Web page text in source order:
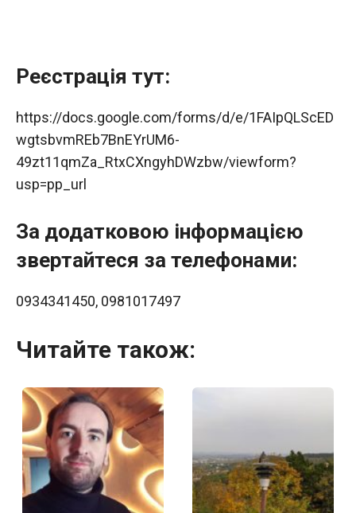
Реєстрація тут:
https://docs.google.com/forms/d/e/1FAIpQLScED
wgtsbvmREb7BnEYrUM6-
49zt11qmZa_RtxCXngyhDWzbw/viewform?
usp=pp_url
За додатковою інформацією
звертайтеся за телефонами:
0934341450, 0981017497
Читайте також: